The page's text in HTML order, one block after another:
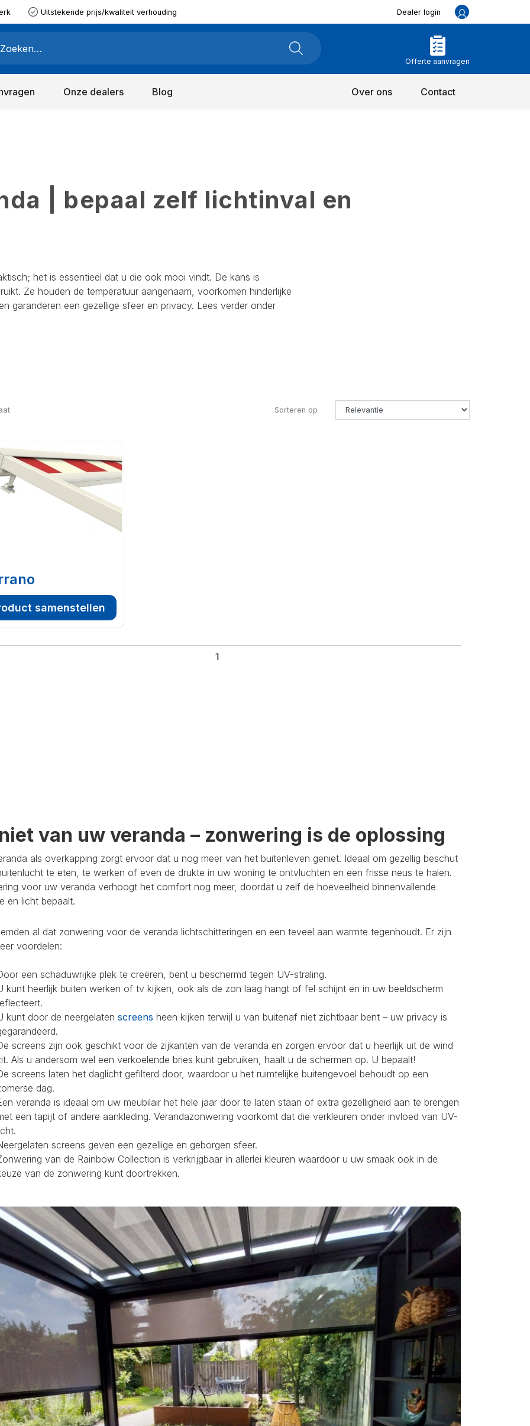
Uitstekende prijs/kwaliteit verhouding Dealer login
Offerte aanvragen
Onze dealers Blog Over ons Contact
| bepaal zelf lichtinval en
het is essentieel dat u die ook mooi vindt. De kans is
Ze houden de temperatuur aangenaam, voorkomen hinderlijke
garanderen een gezellige sfeer en privacy. Lees verder onder
Sorteren op
samenstellen
1
van uw veranda – zonwering is de oplossing
als overkapping zorgt ervoor dat u nog meer van het buitenleven geniet. Ideaal om gezellig beschut
te eten, te werken of even de drukte in uw woning te ontvluchten en een frisse neus te halen.
voor uw veranda verhoogt het comfort nog meer, doordat u zelf de hoeveelheid binnenvallende
en licht bepaalt.
al dat zonwering voor de veranda lichtschitteringen en een teveel aan warmte tegenhoudt. Er zijn
voordelen:
een schaduwrijke plek te creëren, bent u beschermd tegen UV-straling.
kunt heerlijk buiten werken of tv kijken, ook als de zon laag hangt of fel schijnt en in uw beeldscherm
kunt door de neergelaten screens heen kijken terwijl u van buitenaf niet zichtbaar bent – uw privacy is
screens zijn ook geschikt voor de zijkanten van de veranda en zorgen ervoor dat u heerlijk uit de wind
Als u andersom wel een verkoelende bries kunt gebruiken, haalt u de schermen op. U bepaalt!
screens laten het daglicht gefilterd door, waardoor u het ruimtelijke buitengevoel behoudt op een
dag.
veranda is ideaal om uw meubilair het hele jaar door te laten staan of extra gezelligheid aan te brengen
een tapijt of andere aankleding. Verandazonwering voorkomt dat die verkleuren onder invloed van UV-
screens geven een gezellige en geborgen sfeer.
van de Rainbow Collection is verkrijgbaar in allerlei kleuren waardoor u uw smaak ook in de
van de zonwering kunt doortrekken.